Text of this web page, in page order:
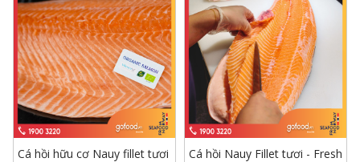
Cá hồi hữu cơ Nauy fillet tươi
Cá hồi Nauy Fillet tươi - Fresh